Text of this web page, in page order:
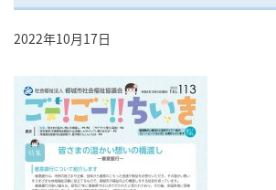
2022年10月17日